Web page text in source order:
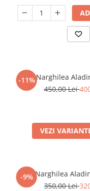
-11%Narghilea
450,00 Lei
VEZI
-9% Narghilea
350,00 Lei